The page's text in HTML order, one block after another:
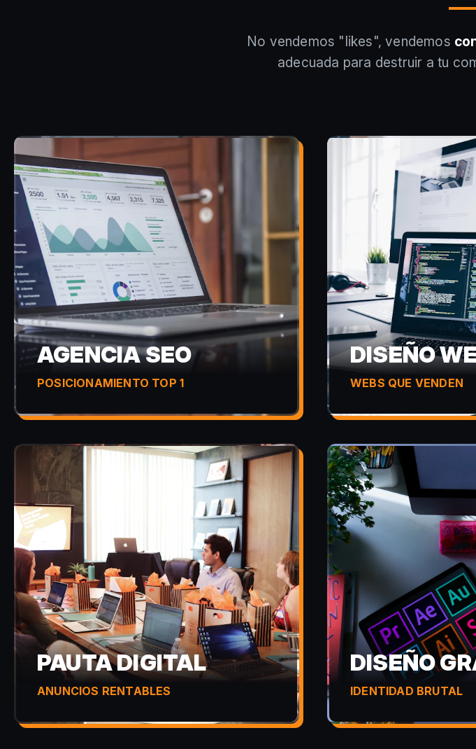
No vendemos "likes", vendemos
adecuada para destruir a tu
AGENCIA SEO
POSICIONAMIENTO TOP 1
DISEÑO
WEBS QUE VENDEN
PAUTA DIGITAL
ANUNCIOS RENTABLES
DISEÑO
IDENTIDAD BRUTAL